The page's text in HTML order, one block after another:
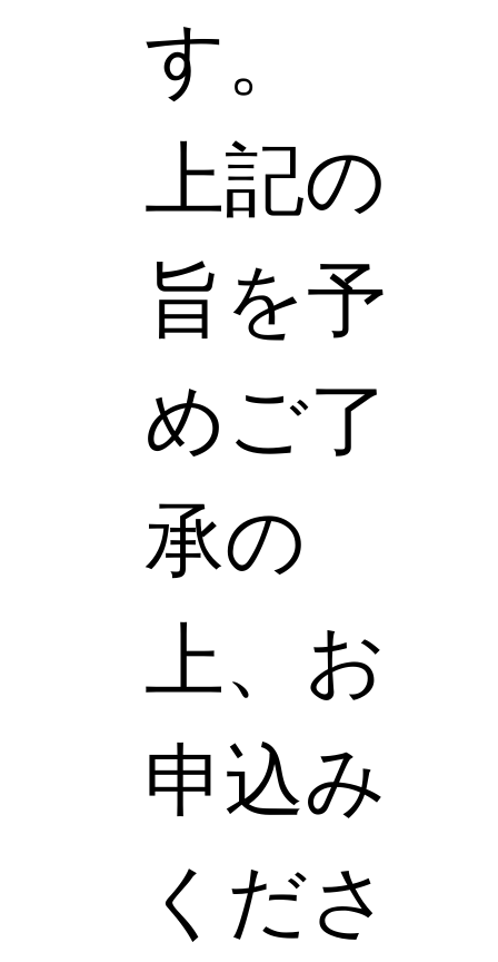
す。
上記の
旨を予
めご了
承の
上、お
申込み
くださ